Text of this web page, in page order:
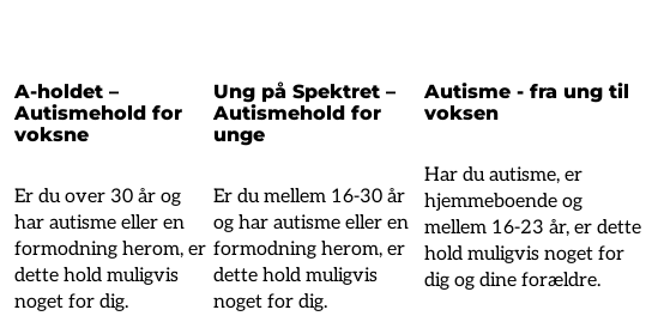
A-holdet –
Autismehold for
voksne
Er du over 30 år og
har autisme eller en
formodning herom, er
dette hold muligvis
noget for dig.
Ung på Spektret –
Autismehold for
unge
Er du mellem 16-30 år
og har autisme eller en
formodning herom, er
dette hold muligvis
noget for dig.
Autisme - fra ung til
voksen
Har du autisme, er
hjemmeboende og
mellem 16-23 år, er dette
hold muligvis noget for
dig og dine forældre.